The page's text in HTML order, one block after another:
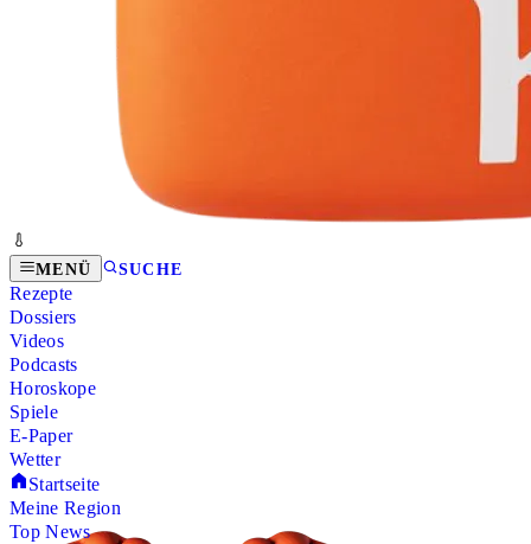
MENÜ SUCHE
Rezepte
Dossiers
Videos
Podcasts
Horoskope
Spiele
E-Paper
Wetter
Startseite
Meine Region
Top News